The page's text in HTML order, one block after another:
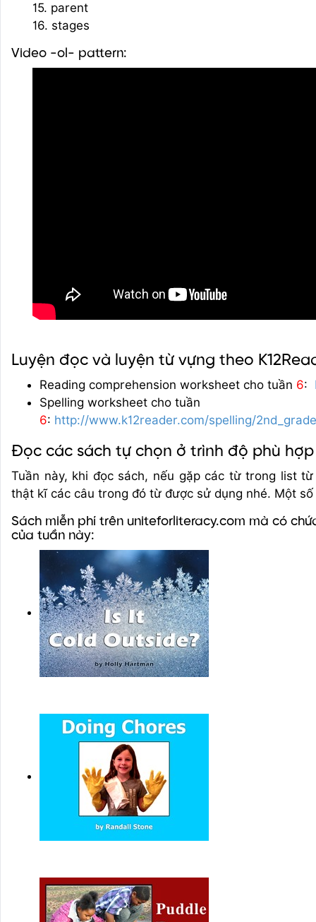
15. parent
16. stages
Video -ol- pattern:
Luyện đọc và luyện từ vựng theo
Reading comprehension worksheet cho tuần 6:
Spelling worksheet cho tuần
6: http://www.k12reader.com/spelling/
Đọc các sách tự chọn ở trình độ phù hợp
Tuần này, khi đọc sách, nếu gặp các từ trong list
thật kĩ các câu trong đó từ được sử dụng nhé. Một
Sách miễn phí trên uniteforliteracy.com mà có
của tuần này: